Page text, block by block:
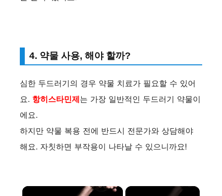
4. 약물 사용, 해야 할까?
심한 두드러기의 경우 약물 치료가 필요할 수 있어
요. 항히스타민제는 가장 일반적인 두드러기 약물이
에요.
하지만 약물 복용 전에 반드시 전문가와 상담해야
해요. 자칫하면 부작용이 나타날 수 있으니까요!
×